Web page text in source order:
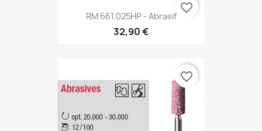
RM 661.025HP - Abrasif
32,90 €
favorite_border
favorite_border